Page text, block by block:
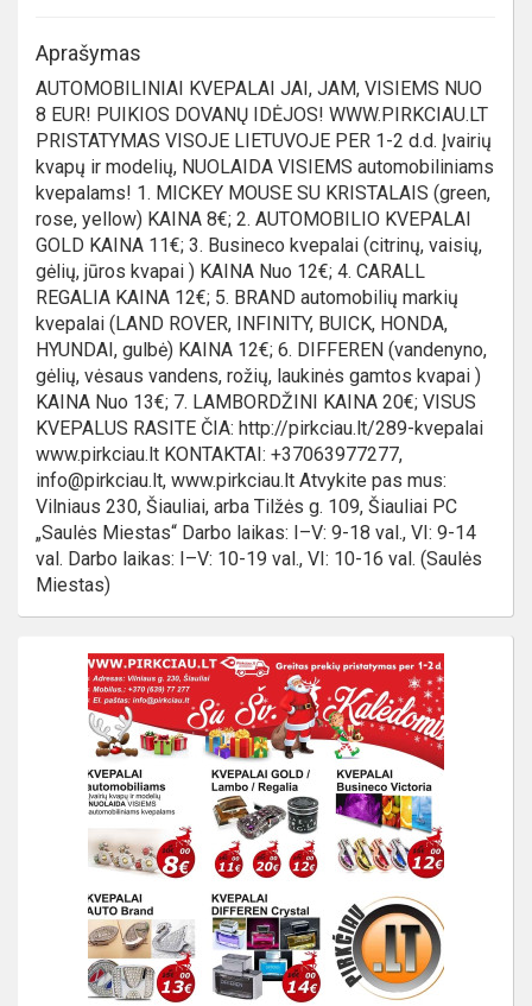
Aprašymas
AUTOMOBILINIAI KVEPALAI JAI, JAM, VISIEMS NUO
8 EUR! PUIKIOS DOVANŲ IDĖJOS! WWW.PIRKCIAU.LT
PRISTATYMAS VISOJE LIETUVOJE PER 1-2 d.d. Įvairių
kvapų ir modelių, NUOLAIDA VISIEMS automobiliniams
kvepalams! 1. MICKEY MOUSE SU KRISTALAIS (green,
rose, yellow) KAINA 8€; 2. AUTOMOBILIO KVEPALAI
GOLD KAINA 11€; 3. Busineco kvepalai (citrinų, vaisių,
gėlių, jūros kvapai ) KAINA Nuo 12€; 4. CARALL
REGALIA KAINA 12€; 5. BRAND automobilių markių
kvepalai (LAND ROVER, INFINITY, BUICK, HONDA,
HYUNDAI, gulbė) KAINA 12€; 6. DIFFEREN (vandenyno,
gėlių, vėsaus vandens, rožių, laukinės gamtos kvapai )
KAINA Nuo 13€; 7. LAMBORDŽINI KAINA 20€; VISUS
KVEPALUS RASITE ČIA: http://pirkciau.lt/289-kvepalai
www.pirkciau.lt KONTAKTAI: +37063977277,
info@pirkciau.lt, www.pirkciau.lt Atvykite pas mus:
Vilniaus 230, Šiauliai, arba Tilžės g. 109, Šiauliai PC
„Saulės Miestas“ Darbo laikas: I–V: 9-18 val., VI: 9-14
val. Darbo laikas: I–V: 10-19 val., VI: 10-16 val. (Saulės
Miestas)